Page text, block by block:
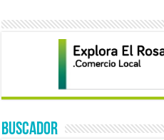
BUSCADOR